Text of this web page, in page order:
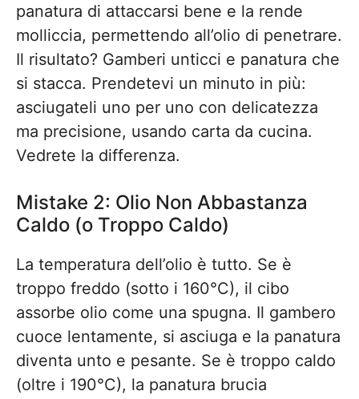
panatura di attaccarsi bene e la rende
molliccia, permettendo all’olio di penetrare.
Il risultato? Gamberi unticci e panatura che
si stacca. Prendetevi un minuto in più:
asciugateli uno per uno con delicatezza
ma precisione, usando carta da cucina.
Vedrete la differenza.
Mistake 2: Olio Non Abbastanza
Caldo (o Troppo Caldo)
La temperatura dell’olio è tutto. Se è
troppo freddo (sotto i 160°C), il cibo
assorbe olio come una spugna. Il gambero
cuoce lentamente, si asciuga e la panatura
diventa unto e pesante. Se è troppo caldo
(oltre i 190°C), la panatura brucia